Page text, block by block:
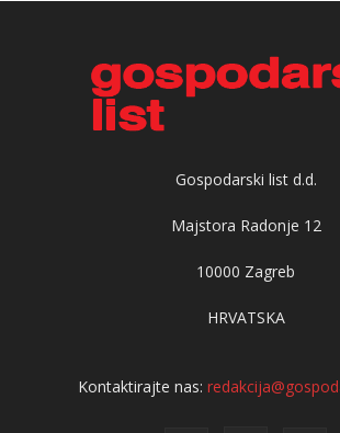
Gospodarski list d.d.
Majstora Radonje 12
10000 Zagreb
HRVATSKA
Kontaktirajte nas: